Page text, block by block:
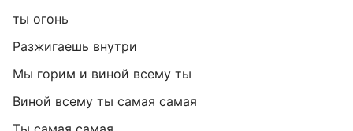
ты огонь
Разжигаешь внутри
Мы горим и виной всему ты
Виной всему ты самая самая